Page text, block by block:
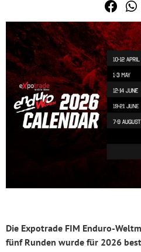
Die Expotrade FIM Enduro-
fünf Runden wurde für 2026